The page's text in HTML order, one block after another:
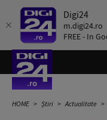
Digi24
m.digi24.ro
FREE - In
HOME Știri Actualitate